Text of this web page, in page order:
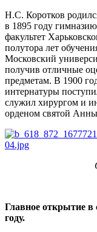
Н.С. Коротков
в 1895 году
факультет
полутора лет
Московский
получив отличные
предметам. В 1900
интернатуры
служил хирургом и
орденом святой
Главное открытие
году.